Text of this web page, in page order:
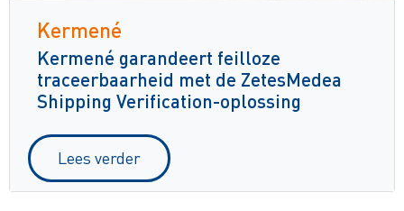
Kermené
Kermené garandeert feilloze
traceerbaarheid met de ZetesMedea
Shipping Verification-oplossing
Lees verder